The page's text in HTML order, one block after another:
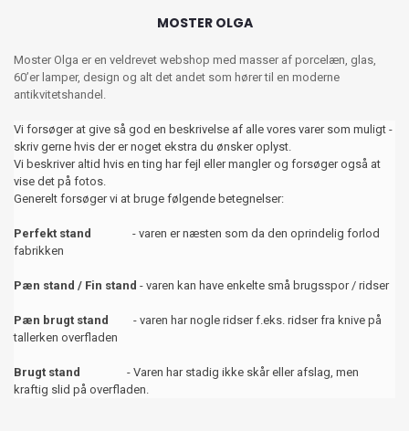
MOSTER OLGA
Moster Olga er en veldrevet webshop med masser af porcelæn, glas,
60’er lamper, design og alt det andet som hører til en moderne
antikvitetshandel.
Vi forsøger at give så god en beskrivelse af alle vores varer som muligt -
skriv gerne hvis der er noget ekstra du ønsker oplyst.
Vi beskriver altid hvis en ting har fejl eller mangler og forsøger også at
vise det på fotos.
Generelt forsøger vi at bruge følgende betegnelser:
Perfekt stand - varen er næsten som da den oprindelig forlod
fabrikken
Pæn stand / Fin stand - varen kan have enkelte små brugsspor / ridser
Pæn brugt stand
- varen har nogle ridser f.eks. ridser fra knive på
tallerken overfladen
Brugt stand
- Varen har stadig ikke skår eller afslag, men
kraftig slid på overfladen.